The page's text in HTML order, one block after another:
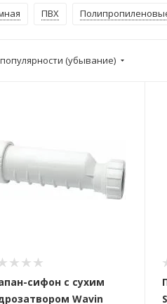
ПВХ
(убывание)
сифон с сухим
Wavin